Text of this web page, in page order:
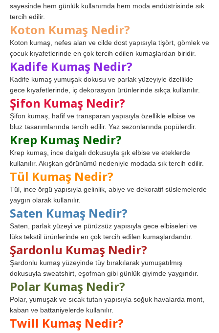
sayesinde hem günlük kullanımda hem moda endüstrisinde sık
tercih edilir.
Koton Kumaş Nedir?
Koton kumaş, nefes alan ve cilde dost yapısıyla tişört, gömlek ve
çocuk kıyafetlerinde en çok tercih edilen kumaşlardan biridir.
Kadife Kumaş Nedir?
Kadife kumaş yumuşak dokusu ve parlak yüzeyiyle özellikle
gece kıyafetlerinde, iç dekorasyon ürünlerinde sıkça kullanılır.
Şifon Kumaş Nedir?
Şifon kumaş, hafif ve transparan yapısıyla özellikle elbise ve
bluz tasarımlarında tercih edilir. Yaz sezonlarında popülerdir.
Krep Kumaş Nedir?
Krep kumaş, ince dalgalı dokusuyla şık elbise ve eteklerde
kullanılır. Akışkan görünümü nedeniyle modada sık tercih edilir.
Tül Kumaş Nedir?
Tül, ince örgü yapısıyla gelinlik, abiye ve dekoratif süslemelerde
yaygın olarak kullanılır.
Saten Kumaş Nedir?
Saten, parlak yüzeyi ve pürüzsüz yapısıyla gece elbiseleri ve
lüks tekstil ürünlerinde en çok tercih edilen kumaşlardandır.
Şardonlu Kumaş Nedir?
Şardonlu kumaş yüzeyinde tüy bırakılarak yumuşatılmış
dokusuyla sweatshirt, eşofman gibi günlük giyimde yaygındır.
Polar Kumaş Nedir?
Polar, yumuşak ve sıcak tutan yapısıyla soğuk havalarda mont,
kaban ve battaniyelerde kullanılır.
Twill Kumaş Nedir?